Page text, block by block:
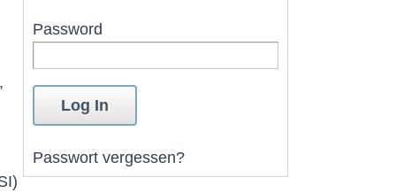
Password
Passwort vergessen?